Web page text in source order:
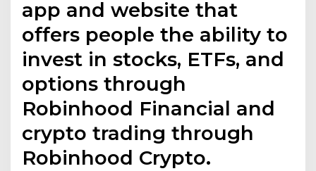
app and website that
offers people the ability to
invest in stocks, ETFs, and
options through
Robinhood Financial and
crypto trading through
Robinhood Crypto.